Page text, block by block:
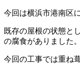
今回は横浜市港南区
既存の屋根の状態と
の腐食がありました。
今回の工事では重ね